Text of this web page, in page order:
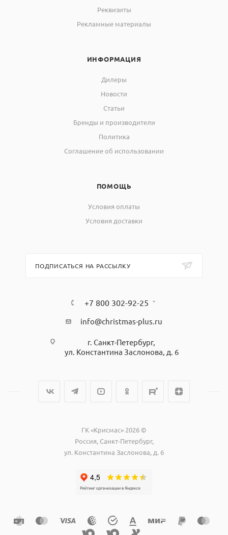
Реквизиты
Рекламные материалы
ИНФОРМАЦИЯ
Дилеры
Новости
Статьи
Бренды и производители
Политика
Соглашение об использовании
ПОМОЩЬ
Условия оплаты
Условия доставки
ПОДПИСАТЬСЯ НА РАССЫЛКУ
+7 800 302-92-25
info@christmas-plus.ru
г. Санкт-Петербург,
ул. Константина Заслонова, д. 6
ГК «Крисмас» 2026 ©
Россия, Санкт-Петербург,
ул. Константина Заслонова, д. 6